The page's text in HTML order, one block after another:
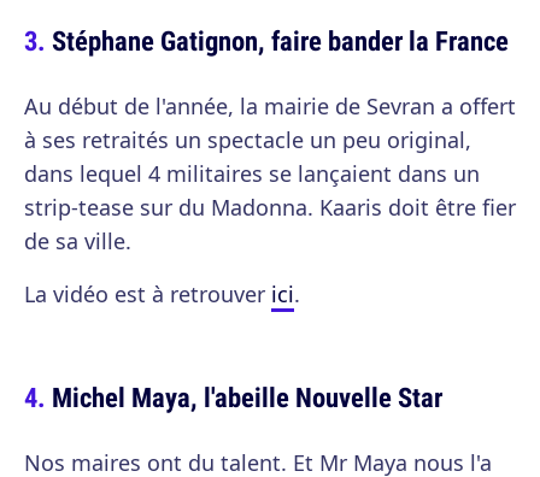
Stéphane Gatignon, faire bander la France
Au début de l'année, la mairie de Sevran a offert
à ses retraités un spectacle un peu original,
dans lequel 4 militaires se lançaient dans un
strip-tease sur du Madonna. Kaaris doit être fier
de sa ville.
La vidéo est à retrouver ici.
Michel Maya, l'abeille Nouvelle Star
Nos maires ont du talent. Et Mr Maya nous l'a